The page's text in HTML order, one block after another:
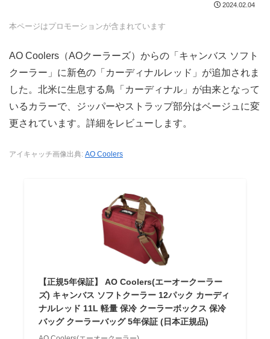
2024.02.04
本ページはプロモーションが含まれています
AO Coolers（AOクーラーズ）からの「キャンバス ソフト
クーラー」に新色の「カーディナルレッド」が追加されま
した。北米に生息する鳥「カーディナル」が由来となって
いるカラーで、ジッパーやストラップ部分はベージュに変
更されています。詳細をレビューします。
アイキャッチ画像出典: AO Coolers
【正規5年保証】 AO Coolers(エーオークーラー
ズ) キャンバス ソフトクーラー 12パック カーディ
ナルレッド 11L 軽量 保冷 クーラーボックス 保冷
バッグ クーラーバッグ 5年保証 (日本正規品)